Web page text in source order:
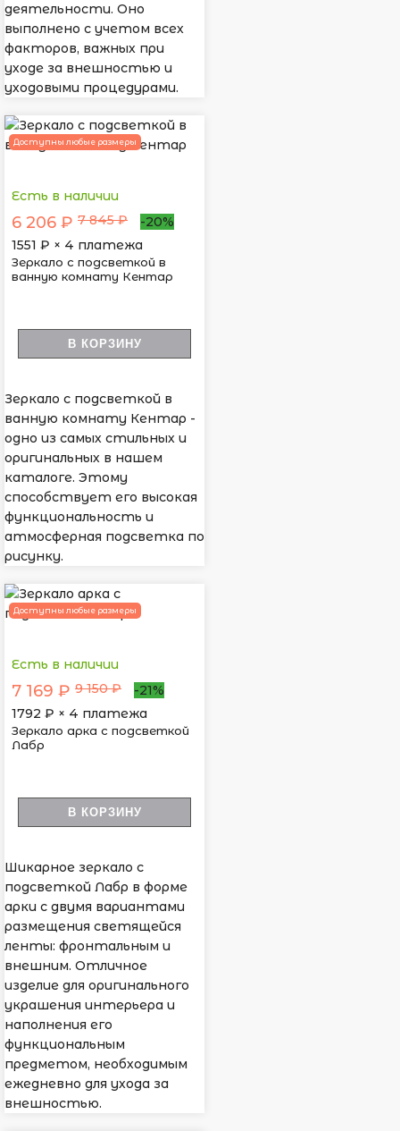
деятельности. Оно
выполнено с учетом всех
факторов, важных при
уходе за внешностью и
уходовыми процедурами.
Доступны любые размеры
Есть в наличии
6 206 ₽ 7 845 ₽
-20%
1551 ₽ × 4 платежа
Зеркало с подсветкой в
ванную комнату Кентар
В КОРЗИНУ
Зеркало с подсветкой в
ванную комнату Кентар -
одно из самых стильных и
оригинальных в нашем
каталоге. Этому
способствует его высокая
функциональность и
атмосферная подсветка по
рисунку.
Доступны любые размеры
Есть в наличии
7 169 ₽ 9 150 ₽
-21%
1792 ₽ × 4 платежа
Зеркало арка с подсветкой
Лабр
В КОРЗИНУ
Шикарное зеркало с
подсветкой Лабр в форме
арки с двумя вариантами
размещения светящейся
ленты: фронтальным и
внешним. Отличное
изделие для оригинального
украшения интерьера и
наполнения его
функциональным
предметом, необходимым
ежедневно для ухода за
внешностью.